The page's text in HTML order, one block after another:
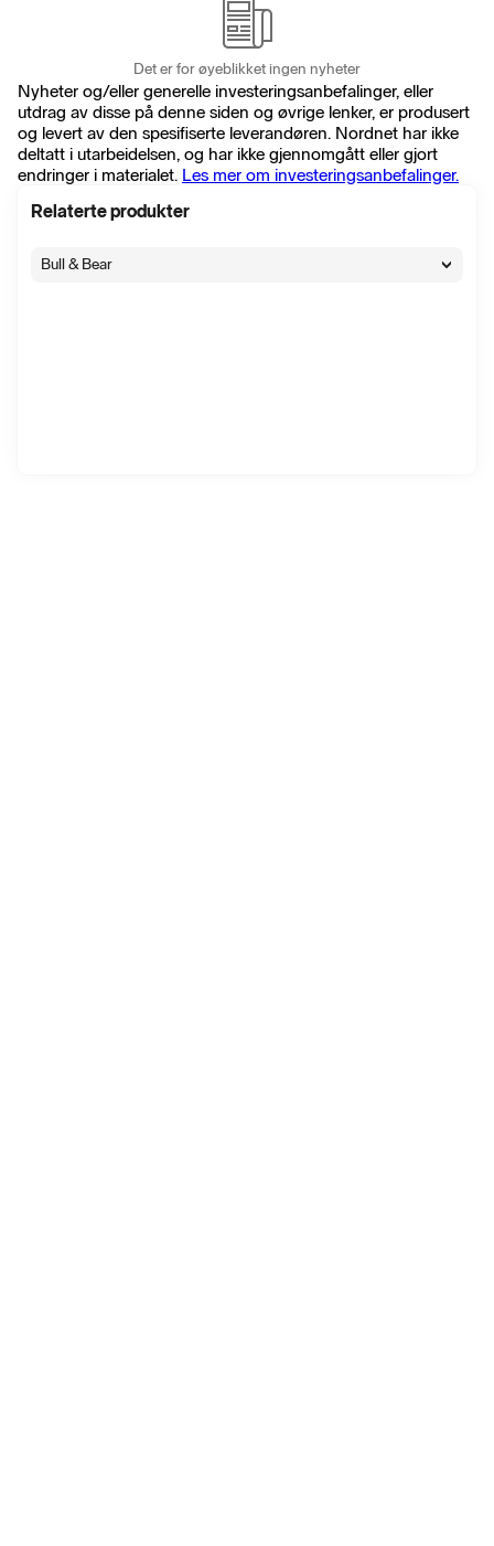
Det er for øyeblikket ingen nyheter
Nyheter og/eller generelle investeringsanbefalinger, eller
utdrag av disse på denne siden og øvrige lenker, er produsert
og levert av den spesifiserte leverandøren. Nordnet har ikke
deltatt i utarbeidelsen, og har ikke gjennomgått eller gjort
endringer i materialet. Les mer om investeringsanbefalinger.
Relaterte produkter
Bull & Bear